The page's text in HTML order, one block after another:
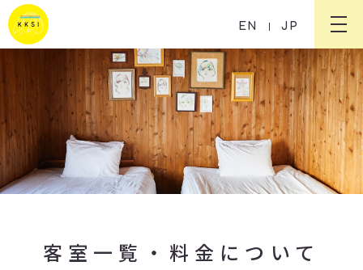
EN
JP
客室一覧・料金について